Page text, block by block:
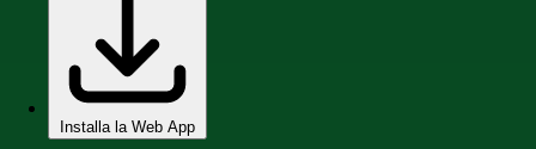
Installa la Web App